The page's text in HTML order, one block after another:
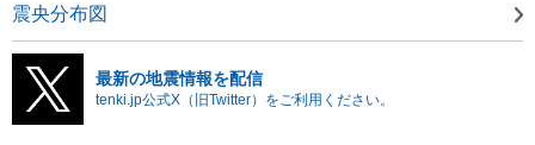
震央分布図
最新の地震情報を配信
tenki.jp公式X（旧Twitter）をご利用ください。